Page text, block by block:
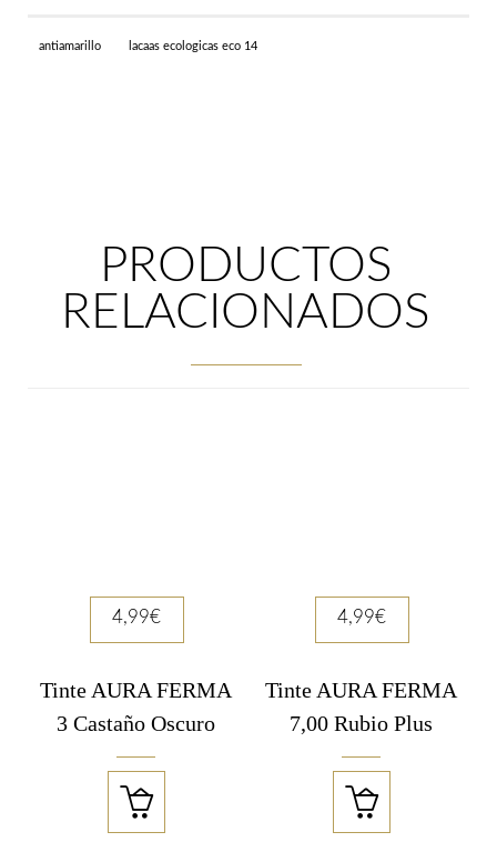
antiamarillo lacaas ecologicas eco 14
PRODUCTOS
RELACIONADOS
4,99€
Tinte AURA FERMA
3 Castaño Oscuro

4,99€
Tinte AURA FERMA
7,00 Rubio Plus
